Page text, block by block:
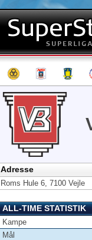
Adresse
Roms Hule 6, 7100 Vejle
ALL-TIME STATISTIK
Kampe
Mål